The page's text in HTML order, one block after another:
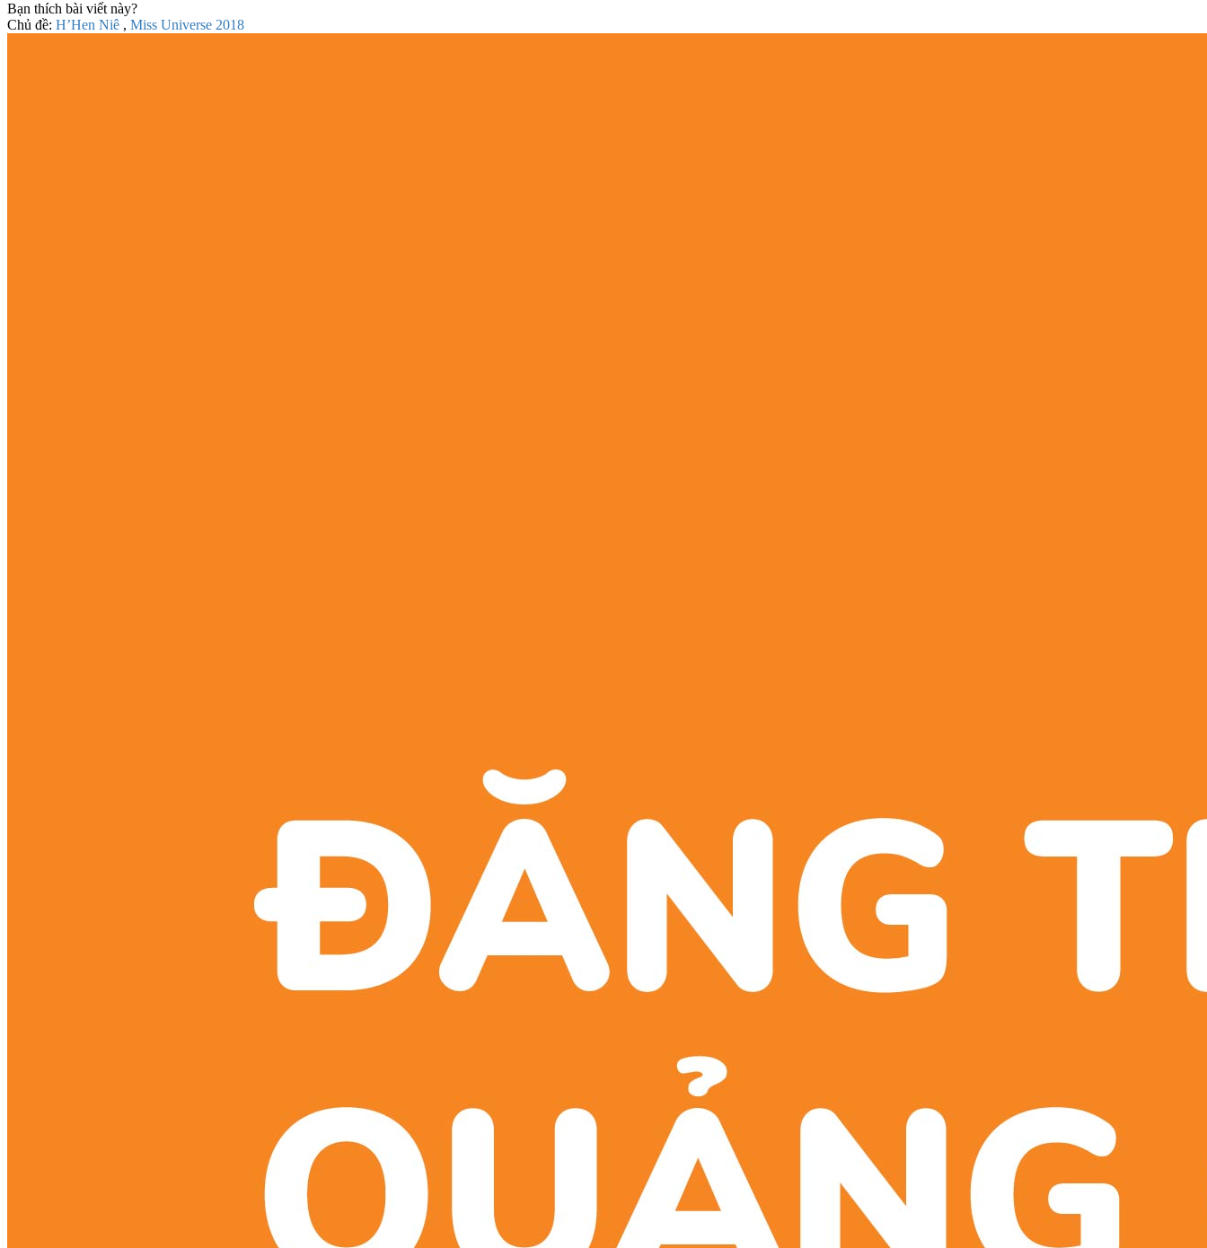
Bạn thích bài viết này?
Chủ đề: H’Hen Niê , Miss Universe 2018